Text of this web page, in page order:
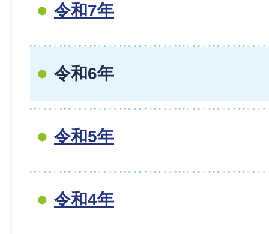
令和7年
令和6年
令和5年
令和4年